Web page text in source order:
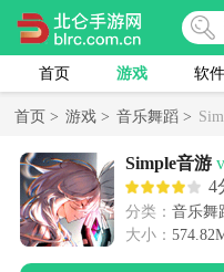
首页 游戏 软件
首页 > 游戏 > 音乐舞蹈 >
Simple音游
4
分类： 音乐舞
大小：